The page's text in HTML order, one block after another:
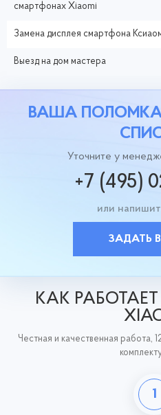
смартфонах Xiaomi
Замена дисплея смартфона
Выезд на дом мастера
ВАША
Уточните у
+7 (495)
или
ЗАДАТЬ
КАК
Честная и качественная работа,
1